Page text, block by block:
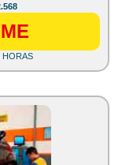
HORAS